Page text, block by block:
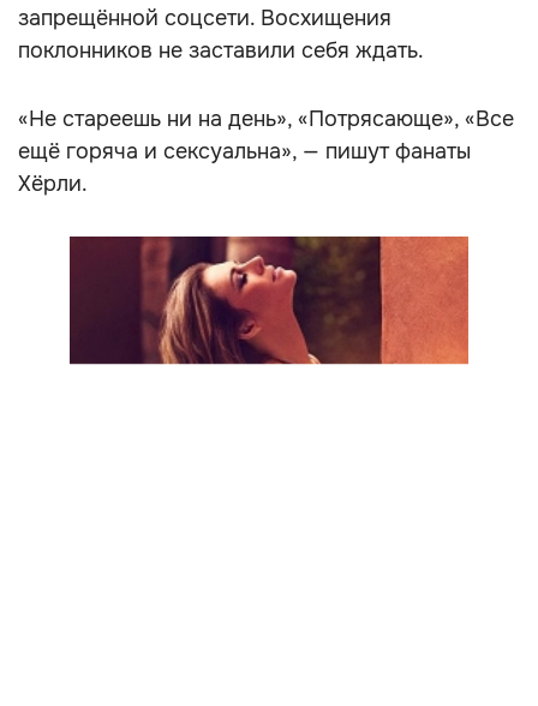
запрещённой соцсети. Восхищения
поклонников не заставили себя ждать.
«Не стареешь ни на день», «Потрясающе», «Все
ещё горяча и сексуальна», — пишут фанаты
Хёрли.